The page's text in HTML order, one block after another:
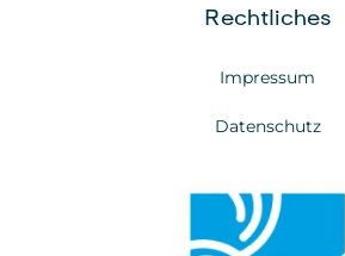
Rechtliches
Impressum
Datenschutz